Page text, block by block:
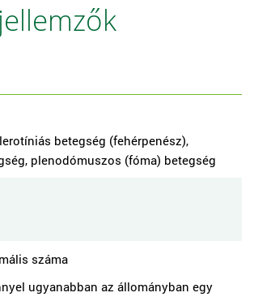
betegség (fehérpenész),
plenodómuszos (fóma) betegség
száma
ugyanabban az állományban egy